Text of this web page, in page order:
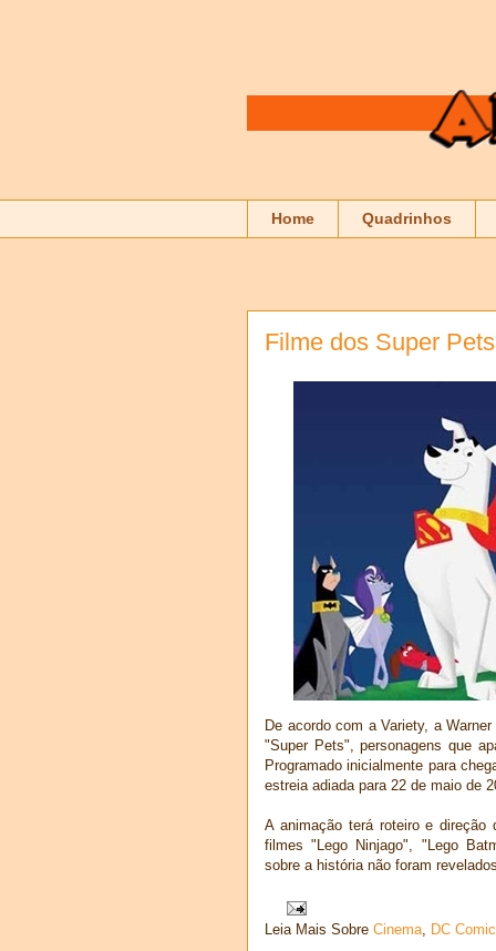
Home Quadrinhos
Filme dos Super
De acordo com a Variety, a
"Super Pets", personagens que
Programado inicialmente para
estreia adiada para 22 de maio de
A animação terá roteiro e direção
filmes "Lego Ninjago", "Lego
sobre a história não foram revelados.
Leia Mais Sobre Cinema, DC